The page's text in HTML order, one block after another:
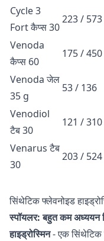
Cycle 3
Fort कैप्स 30
223 / 573
Venoda
कैप्स 60
175 / 450
Venoda जेल
35 g
53 / 136
Venodiol
टैब 30
121 / 310
Venarus टैब
30
203 / 524
सिंथेटिक फ्लेवनोइड
स्पॉयलर: बहुत कम अध्ययन
हाइड्रोस्मिन- एक सिंथेटिक